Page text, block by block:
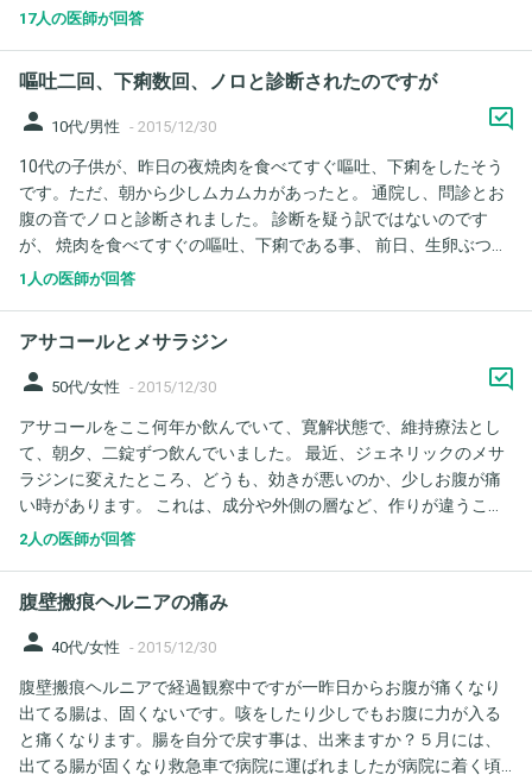
くなっていたのですが、毎日逆流性食道炎のことが頭から離れ
や鈍い痛みが取れません。 考えすぎでしょうか？ グレードCで
も、よくなる可能性はありますでしょうか？ 何卒よろしくお願い
17人の医師が回答
嘔吐二回、下痢数回、ノロと診断されたのですが
person 10代/男性 - 2015/12/30
10代の子供が、昨日の夜焼肉を食べてすぐ嘔吐、下痢をしたそう
です。ただ、朝から少しムカムカがあったと。 通院し、問診とお
腹の音でノロと診断されました。 診断を疑う訳ではないのです
が、 焼肉を食べてすぐの嘔吐、下痢である事、 前日、生卵ぶつけ
をしていた友達に抱きつかれた事、 その前日か前々日に、混ぜ込
わからないところがあります。 嘔吐下痢の処理をした私が明日か
ら帰省、旅行をしなければならないので、何か原因と思われるか
1人の医師が回答
アサコールとメサラジン
person 50代/女性 - 2015/12/30
アサコールをここ何年か飲んでいて、寛解状態で、維持療法とし
て、朝夕、二錠ずつ飲んでいました。 最近、ジェネリックのメサ
ラジンに変えたところ、どうも、効きが悪いのか、少しお腹が痛
い時があります。 これは、成分や外側の層など、作りが違うこと
があるのですか？
2人の医師が回答
腹壁搬痕ヘルニアの痛み
person 40代/女性 - 2015/12/30
腹壁搬痕ヘルニアで経過観察中ですが一昨日からお腹が痛くなり
出てる腸は、固くないです。咳をしたり少しでもお腹に力が入る
と痛くなります。腸を自分で戻す事は、出来ますか？５月には、
出てる腸が固くなり救急車で病院に運ばれましたが病院に着く頃